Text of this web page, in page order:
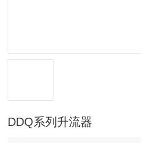
DDQ系列升流器